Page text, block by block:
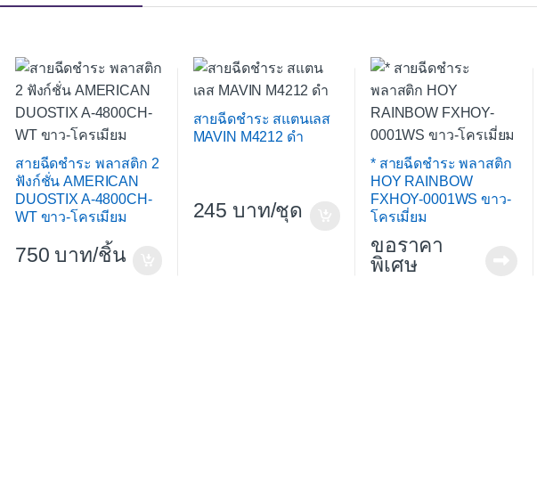
สายฉีดชำระ พลาสติก 2
ฟังก์ชั่น AMERICAN
DUOSTIX A-4800CH-
WT ขาว-โครเมียม
750 /ชิ้น
สายฉีดชำระ สแตนเลส
MAVIN M4212 ดำ
245 /ชุด
* สายฉีดชำระ พลาสติก
HOY RAINBOW
FXHOY-0001WS ขาว-
โครเมี่ยม
ขอราคา
พิเศษ